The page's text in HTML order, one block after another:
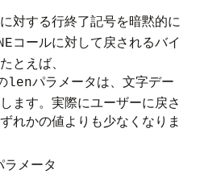
対する行終了記号を暗黙的に
コールに対して戻されるバイ
とえば、
lenパラメータは、文字デー
ます。実際にユーザーに戻さ
れかの値よりも少なくなりま
ラメータ